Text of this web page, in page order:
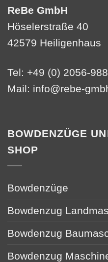
ReBe GmbH
Höselerstraße 40
42579 Heiligenhaus
Tel: +49 (0) 2056-
Mail: info@rebe-
BOWDENZÜGE
SHOP
Bowdenzüge
Bowdenzug
Bowdenzug
Bowdenzug